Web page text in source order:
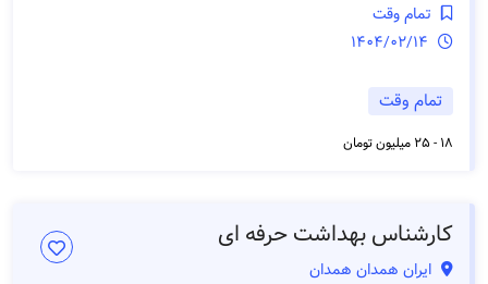
تمام وقت
تمام وقت
کارشناس بهداشت حرفه ای
ایران همدان همدان